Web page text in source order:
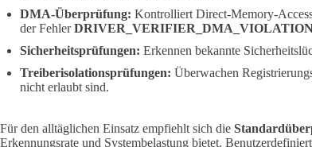
DMA-Überprüfung: Kontrolliert Direct-Memory-
der Fehler
Sicherheitsprüfungen: Erkennen bekannte
Treiberisolationsprüfungen: Überwachen
nicht erlaubt sind.
Für den alltäglichen Einsatz empfiehlt sich die
Erkennungsrate und Systembelastung bietet.